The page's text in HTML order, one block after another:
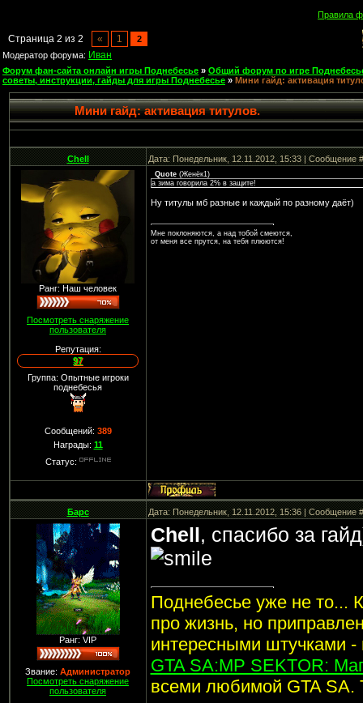
Правила
Страница 2 из 2 « 1
2
Модератор форума: Иван
Форум фан-сайта онлайн игры Поднебесье » Общий форум по игре
советы, инструкции, гайды для игры Поднебесье » Мини гайд: активация
Мини гайд: активация титулов.
Chell Дата: Понедельник, 12.11.2012, 15:33 | Сообщение
Ранг: Наш человек
Посмотреть снаряжение
пользователя
Репутация:
97
Группа: Опытные игроки
поднебесья
Сообщений: 389
Награды: 11
Статус:
Quote(Женёк1)
а зима говорила 2% в защите!
Ну титулы мб разные и каждый по разному даёт)
Мне поклоняются, а над тобой смеются,
от меня все прутся, на тебя плюются!
Барс Дата: Понедельник, 12.11.2012, 15:36 | Сообщение
Ранг: VIP
Звание: Администратор
Посмотреть снаряжение
пользователя
Chell, спасибо за
Поднебесье уже не то...
про жизнь, но
интересными штучками
GTA SA:MP SEKTOR:
всеми любимой GTA SA.